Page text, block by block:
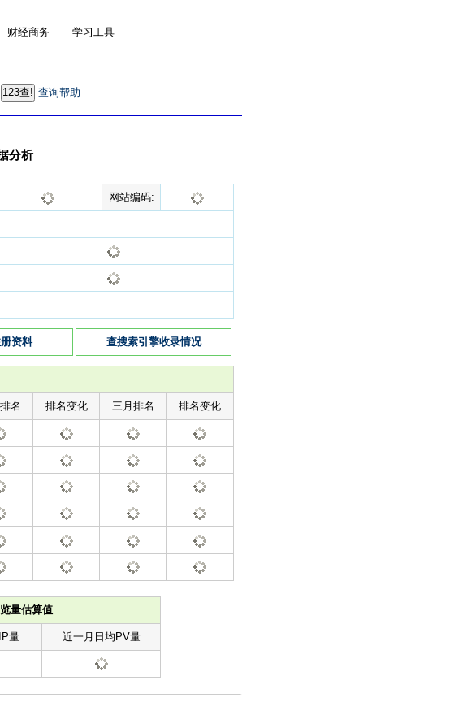
财经商务 学习工具
查询帮助
分析
网站编码:
资料 查搜索引擎收录情况
名 排名变化 三月排名 排名变化
量估算值
量 近一月日均PV量